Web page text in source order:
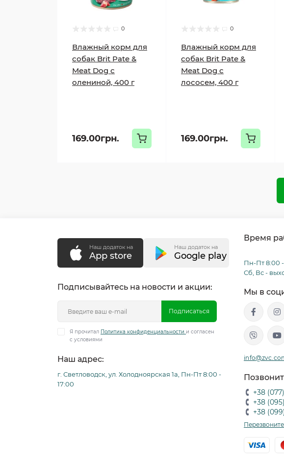
0
Влажный корм для
собак Brit Pate &
Meat Dog с
олениной, 400 г
169.00грн.
0
Влажный корм для
собак Brit Pate &
Meat Dog с
лососем, 400 г
169.00грн.
Наш додаток на
App store
Наш додаток на
Google play
Подписывайтесь на новости и акции:
Подписаться
Я прочитал Политика конфиденциальности и согласен
с условиями
Наш адрес:
г. Светловодск, ул. Холодноярская 1а, Пн-Пт 8:00 -
17:00
Время
Пн-Пт 8:00 -
Сб, Вс -
Мы в
+38
+38
+38